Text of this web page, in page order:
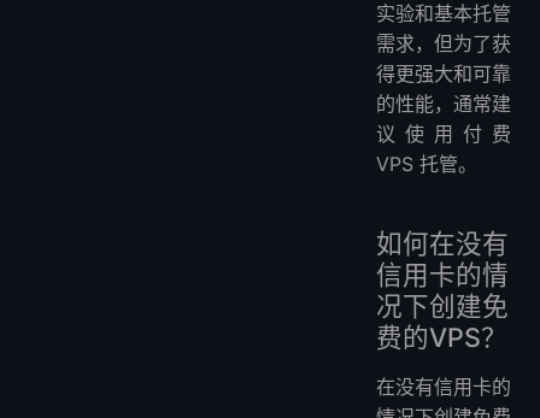
实验和基本托管
需求，但为了获
得更强大和可靠
的性能，通常建
议使用付费
VPS 托管。
如何在没有
信用卡的情
况下创建免
费的VPS？
在没有信用卡的